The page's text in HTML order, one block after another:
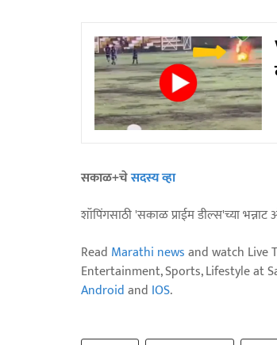
सकाळ+चेसदस्य व्हा
शॉपिंगसाठी 'सकाळ प्राईम डील्स'च्या
Read Marathi newsand watch Live
Entertainment, Sports, Lifestyle at
Androidand IOS.